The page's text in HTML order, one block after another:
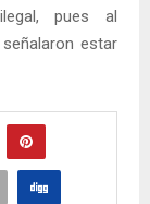
pues al
estar